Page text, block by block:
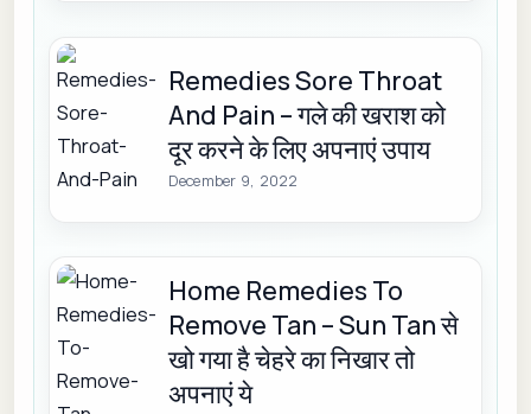
Remedies Sore Throat
And Pain – गले की खराश को
दूर करने के लिए अपनाएं उपाय
December 9, 2022
Home Remedies To
Remove Tan – Sun Tan से
खो गया है चेहरे का निखार तो
अपनाएं ये